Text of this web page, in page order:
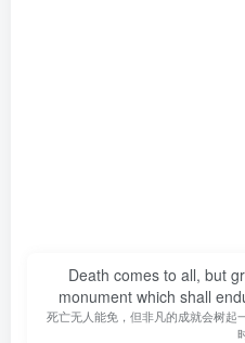
Death comes to all, but
monument which shall
死亡无人能免，但非凡的成就会树起